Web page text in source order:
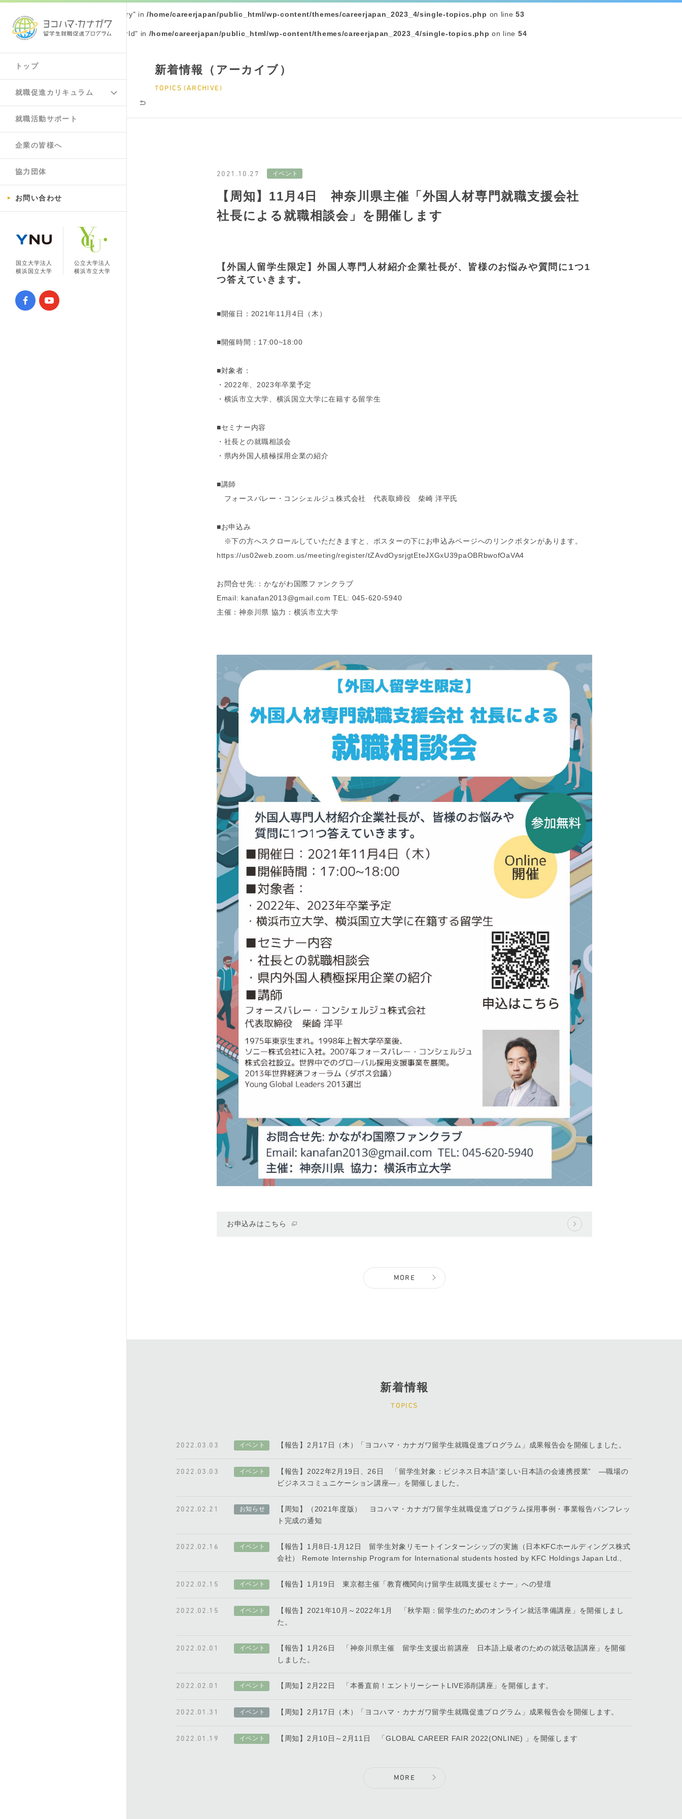
トップ
就職促進カリキュラム
就職活動サポート
企業の皆様へ
協力団体
お問い合わせ
国立大学法人
横浜国立大学
公立大学法人
横浜市立大学
Warning : Undefined array key "query" in/home/careerjapan/public_html/wp-content/themes/careerjapan_2023_4/single-topics.php on line53
Warning: Undefined array key "yearId" in /home/careerjapan/public_html/wp-content/themes/careerjapan_2023_4/single-topics.php on line 54
新着情報（アーカイブ）
TOPICS (ARCHIVE)
2021.10.27
【周知】11月4日 神奈川県主催「外国人材専門就職支援会社
社長による就職相談会」を開催します
【外国人留学生限定】外国人専門人材紹介企業社長が、皆様のお悩みや質問に1つ1
つ答えていきます。
■開催日：2021年11月4日（木）
■開催時間：17:00~18:00
■対象者：
・2022年、2023年卒業予定
・横浜市立大学、横浜国立大学に在籍する留学生
■セミナー内容
・社長との就職相談会
・県内外国人積極採用企業の紹介
■講師
フォースバレー・コンシェルジュ株式会社 代表取締役 柴崎 洋平氏
■お申込み
※下の方へスクロールしていただきますと、ポスターの下にお申込みページへのリンクボタンがあります。
https://us02web.zoom.us/meeting/register/tZAvdOysrjgtEteJXGxU39paOBRbwofOaVA4
お問合せ先:：かながわ国際ファンクラブ
Email: kanafan2013@gmail.com TEL: 045-620-5940
主催：神奈川県 協力：横浜市立大学
お申込みはこちら
MORE
新着情報
TOPICS
2022.03.03 イベント 【報告】2月17日（木）「ヨコハマ・カナガワ留学生就職促進プログラム」成果報告会を開催しました。
2022.03.03 イベント
【報告】2022年2月19日、26日 「留学生対象：ビジネス日本語“楽しい日本語の会連携授業” ―職場の
ビジネスコミュニケーション講座―」を開催しました。
2022.02.21 お知らせ
【周知】（2021年度版） ヨコハマ・カナガワ留学生就職促進プログラム採用事例・事業報告パンフレッ
ト完成の通知
2022.02.16 イベント
【報告】1月8日-1月12日 留学生対象リモートインターンシップの実施（日本KFCホールディングス株式
会社） Remote Internship Program for International students hosted by KFC Holdings Japan Ltd.,
2022.02.15 イベント 【報告】1月19日 東京都主催「教育機関向け留学生就職支援セミナー」への登壇
2022.02.15 イベント
【報告】2021年10月～2022年1月 「秋学期：留学生のためのオンライン就活準備講座」を開催しまし
た。
2022.02.01 イベント
【報告】1月26日 「神奈川県主催 留学生支援出前講座 日本語上級者のための就活敬語講座」を開催
しました。
2022.02.01 イベント 【周知】2月22日 「本番直前！エントリーシートLIVE添削講座」を開催します。
2022.01.31 イベント 【周知】2月17日（木）「ヨコハマ・カナガワ留学生就職促進プログラム」成果報告会を開催します。
2022.01.19 イベント 【周知】2月10日～2月11日 「GLOBAL CAREER FAIR 2022(ONLINE) 」を開催します
MORE